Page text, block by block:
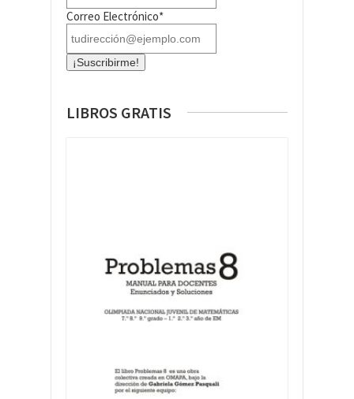
Correo Electrónico*
LIBROS GRATIS